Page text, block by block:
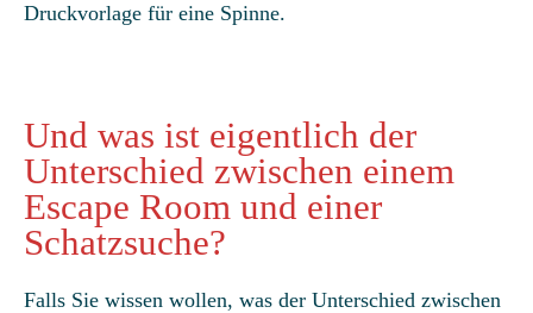
Druckvorlage für eine Spinne.
Und was ist eigentlich der
Unterschied zwischen einem
Escape Room und einer
Schatzsuche?
Falls Sie wissen wollen, was der Unterschied zwischen